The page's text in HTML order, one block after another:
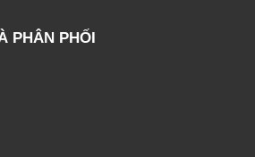
PHÂN PHỐI